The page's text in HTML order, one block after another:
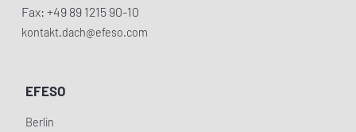
Fax: +49 89 1215 90-10
kontakt.dach@efeso.com
EFESO
Berlin